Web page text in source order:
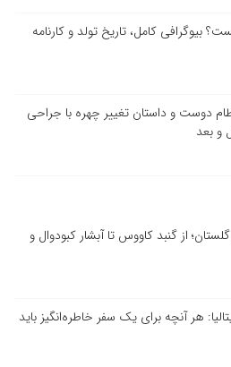
بیوگرافی کامل، تاریخ تولد و کارنامه
دوست و داستان تغییر چهره با جراحی
و بعد
گلستان؛ از گنبد کاووس تا آبشار کبودوال و
هر آنچه برای یک سفر خاطره‌انگیز باید